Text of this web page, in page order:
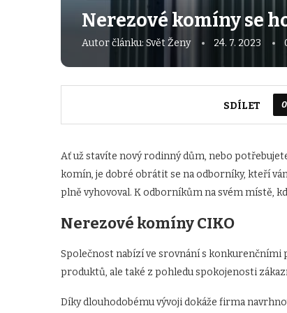
Nerezové komíny se
Autor článku: Svět Ženy 24. 7. 2023
SDÍLET 0
Ať už stavíte nový rodinný dům, nebo
komín, je dobré obrátit se na odborníky, kteří
plně vyhovoval. K odborníkům na svém místě,
Nerezové komíny CIKO
Společnost nabízí ve srovnání s
produktů, ale také z pohledu spokojenosti
Díky dlouhodobému vývoji dokáže firma